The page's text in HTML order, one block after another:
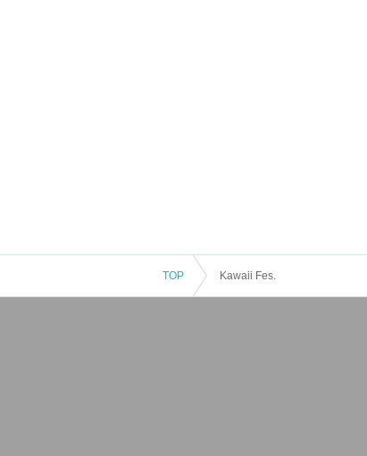
TOP Kawaii Fes.